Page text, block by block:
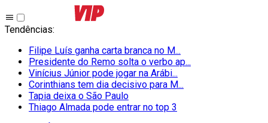
Tendências:
Filipe Luís ganha carta branca no M...
Presidente do Remo solta o verbo ap...
Vinícius Júnior pode jogar na Arábi...
Corinthians tem dia decisivo para M...
Tapia deixa o São Paulo
Thiago Almada pode entrar no top 3